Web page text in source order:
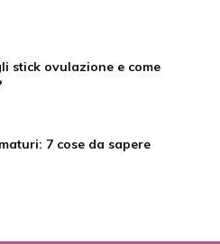
stick ovulazione e come
7 cose da sapere